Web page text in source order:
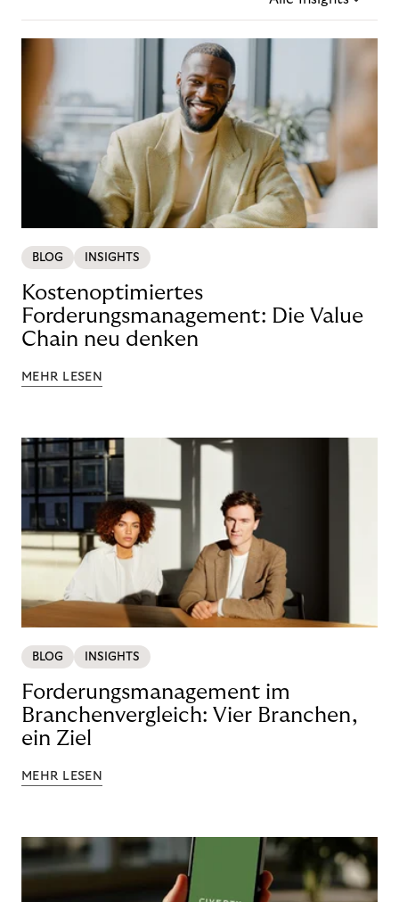
BLOG INSIGHTS
Kostenoptimiertes
Forderungsmanagement: Die Value
Chain neu denken
MEHR LESEN
BLOG INSIGHTS
Forderungsmanagement im
Branchenvergleich: Vier Branchen,
ein Ziel
MEHR LESEN